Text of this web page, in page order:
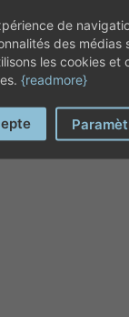
de
de
des médias
les cookies et
{readmore}